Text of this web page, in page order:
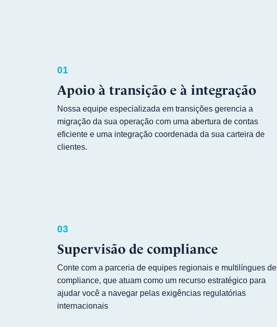
01
Apoio à transição e à integração
Nossa equipe especializada em transições gerencia a
migração da sua operação com uma abertura de contas
eficiente e uma integração coordenada da sua carteira de
clientes.
03
Supervisão de compliance
Conte com a parceria de equipes regionais e multilíngues de
compliance, que atuam como um recurso estratégico para
ajudar você a navegar pelas exigências regulatórias
internacionais